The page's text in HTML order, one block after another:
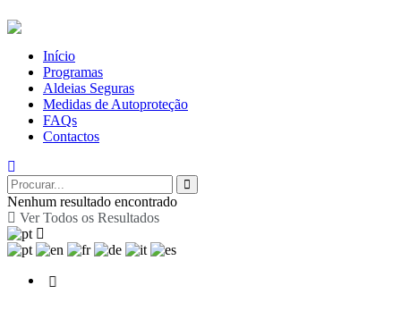
Início
Programas
Aldeias Seguras
Medidas de Autoproteção
FAQs
Contactos
Nenhum resultado encontrado
Ver Todos os Resultados